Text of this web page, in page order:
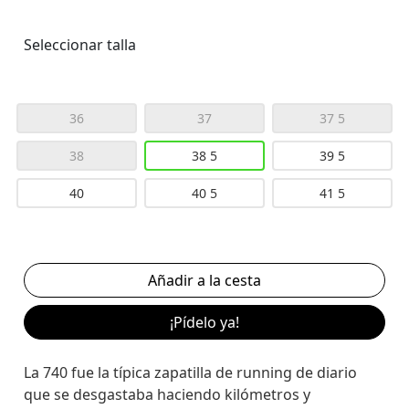
Seleccionar talla
36 37 37 5
38 38 5 39 5
40 40 5 41 5
¡Pídelo ya!
La 740 fue la típica zapatilla de running de diario
que se desgastaba haciendo kilómetros y